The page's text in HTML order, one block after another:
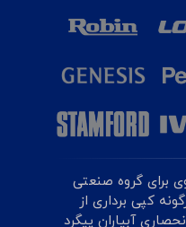
برای گروه صنعتی
کپی برداری از
آبیاران پیگرد